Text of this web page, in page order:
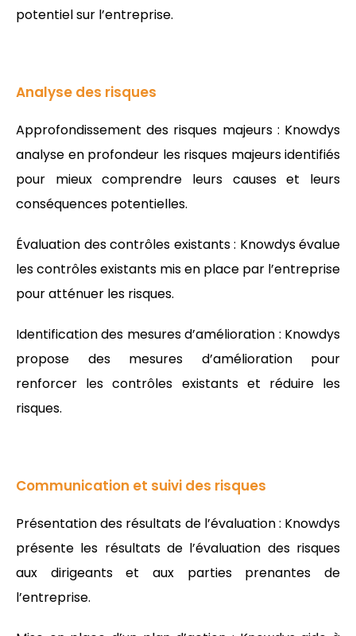
potentiel sur l’entreprise.
Analyse des risques
Approfondissement des risques majeurs : Knowdys
analyse en profondeur les risques majeurs identifiés
pour mieux comprendre leurs causes et leurs
conséquences potentielles.
Évaluation des contrôles existants : Knowdys évalue
les contrôles existants mis en place par l’entreprise
pour atténuer les risques.
Identification des mesures d’amélioration : Knowdys
propose des mesures d’amélioration pour
renforcer les contrôles existants et réduire les
risques.
Communication et suivi des risques
Présentation des résultats de l’évaluation : Knowdys
présente les résultats de l’évaluation des risques
aux dirigeants et aux parties prenantes de
l’entreprise.